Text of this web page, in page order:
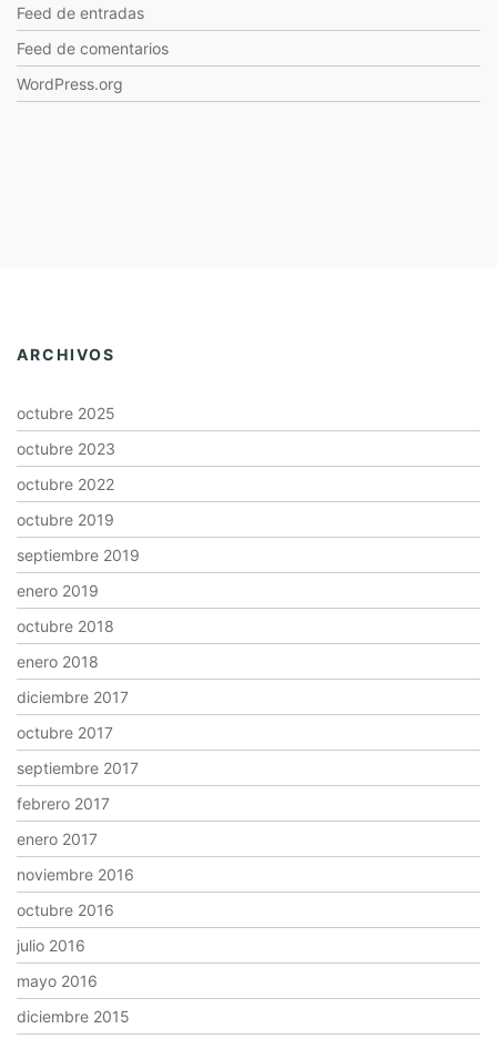
Feed de entradas
Feed de comentarios
WordPress.org
ARCHIVOS
octubre 2025
octubre 2023
octubre 2022
octubre 2019
septiembre 2019
enero 2019
octubre 2018
enero 2018
diciembre 2017
octubre 2017
septiembre 2017
febrero 2017
enero 2017
noviembre 2016
octubre 2016
julio 2016
mayo 2016
diciembre 2015